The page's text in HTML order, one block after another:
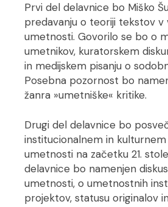
Prvi del delavnice bo Miško
predavanju o teoriji tekstov v
umetnosti. Govorilo se bo o
umetnikov, kuratorskem
in medijskem pisanju o
Posebna pozornost bo
žanra »umetniške« kritike.
Drugi del delavnice bo
institucionalnem in
umetnosti na začetku 21.
delavnice bo namenjen
umetnosti, o umetnostnih
projektov, statusu originalov